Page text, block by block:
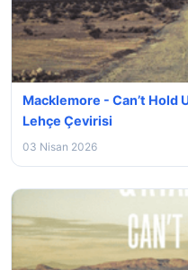
Macklemore - Can’t Hold
Lehçe Çevirisi
03 Nisan 2026